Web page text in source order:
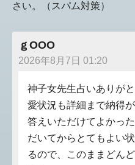
さい。（スパム対策）
ｇOOO
2026年8月7日 01:20
神子女先生占いありが
愛状況も詳細まで納得
答えいただけてよかっ
だいてからとてもよい
るので、このままどん